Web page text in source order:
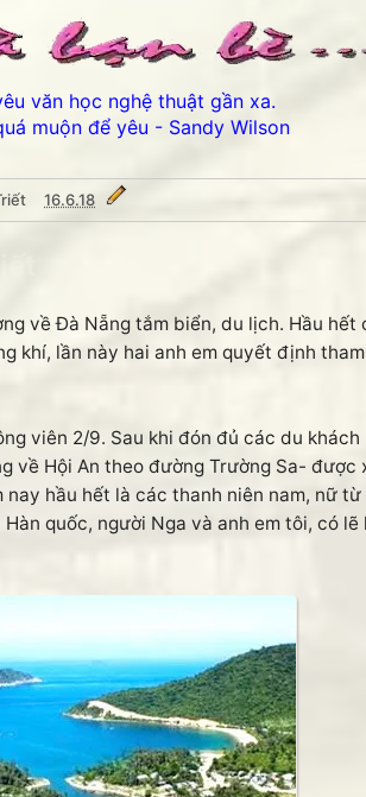
văn học nghệ thuật gần xa.
muộn để yêu - Sandy Wilson
16.6.18
về Đà Nẵng tắm biển, du lịch. Hầu hết
khí, lần này hai anh em quyết định
viên 2/9. Sau khi đón đủ các du khách
về Hội An theo đường Trường Sa- được
hầu hết là các thanh niên nam, nữ từ
quốc, người Nga và anh em tôi, có lẽ
Thân ái chào